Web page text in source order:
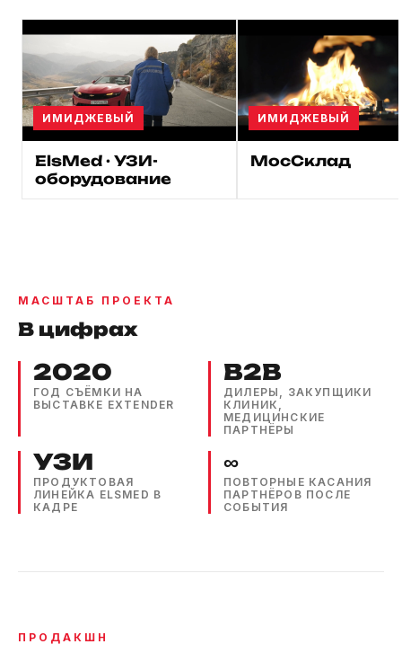
ИМИДЖЕВЫЙ
ElsMed · УЗИ-
оборудование
ИМИДЖЕВЫЙ
МосСклад
МАСШТАБ ПРОЕКТА
В цифрах
2020
ГОД СЪЁМКИ НА
ВЫСТАВКЕ EXTENDER
B2B
ДИЛЕРЫ, ЗАКУПЩИКИ
КЛИНИК,
МЕДИЦИНСКИЕ
ПАРТНЁРЫ
УЗИ
ПРОДУКТОВАЯ
ЛИНЕЙКА ELSMED В
КАДРЕ
∞
ПОВТОРНЫЕ КАСАНИЯ
ПАРТНЁРОВ ПОСЛЕ
СОБЫТИЯ
ПРОДАКШН